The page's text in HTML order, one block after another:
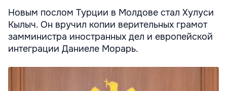
Новым послом Турции в Молдове стал Хулуси
Кылыч. Он вручил копии верительных грамот
замминистра иностранных дел и европейской
интеграции Даниеле Морарь.